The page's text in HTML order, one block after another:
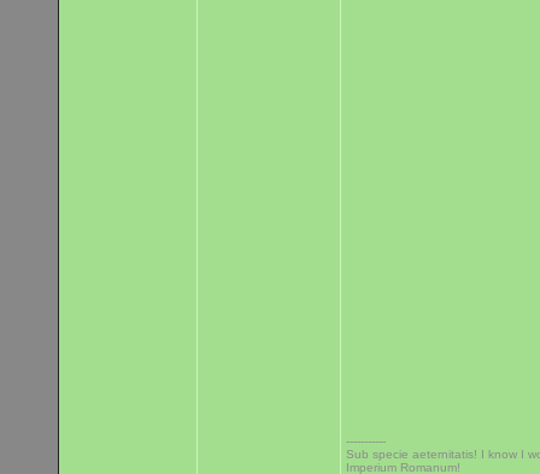
-----------
Sub specie aeternitatis! I know I
Imperium Romanum!